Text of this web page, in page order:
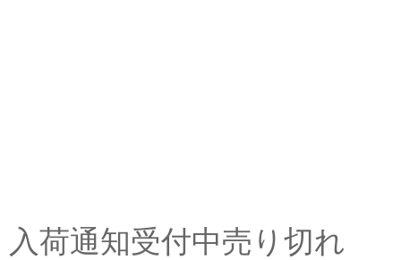
入荷通知受付中売り切れ